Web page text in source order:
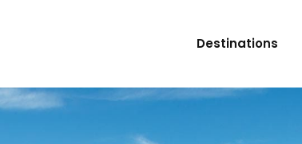
Destinations